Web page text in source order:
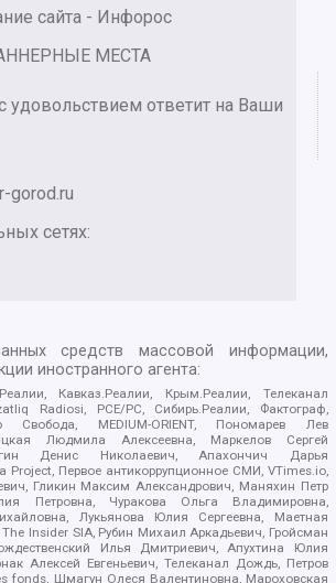
сайта - Инфорос
МЕСТА
удовольствием ответит на Ваши
gorod.ru
сетях:
средств массовой информации,
иностранного агента:
Кавказ.Реалии, Крым.Реалии, Телеканал
Radiosi, PCE/PC, Сибирь.Реалии, Фактограф,
Свобода, MEDIUM-ORIENT, Пономарев Лев
Людмила Алексеевна, Маркелов Сергей
Денис Николаевич, Апахончич Дарья
Project, Первое антикоррупционное СМИ, VTimes.io,
Гликин Максим Александрович, Маняхин Петр
Петровна, Чуракова Ольга Владимировна,
Лукьянова Юлия Сергеевна, Маетная
The Insider SIA, Рубин Михаил Аркадьевич, Гройсман
Илья Дмитриевич, Апухтина Юлия
Алексей Евгеньевич, Телеканал Дождь, Петров
fonds, Шмагун Олеся Валентиновна, Мароховская